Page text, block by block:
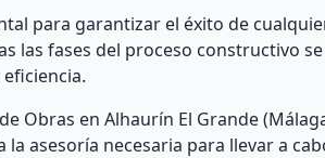
para garantizar el éxito de
las fases del proceso constructivo
Obras en Alhaurín El Grande
asesoría necesaria para llevar a